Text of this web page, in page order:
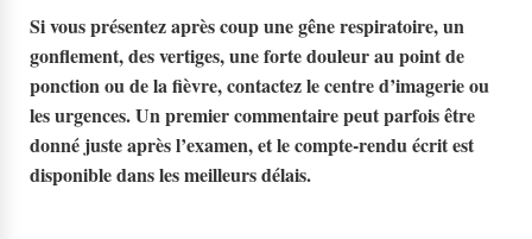
Si vous présentez après coup une gêne respiratoire, un
gonflement, des vertiges, une forte douleur au point de
ponction ou de la fièvre, contactez le centre d’imagerie ou
les urgences. Un premier commentaire peut parfois être
donné juste après l’examen, et le compte-rendu écrit est
disponible dans les meilleurs délais.